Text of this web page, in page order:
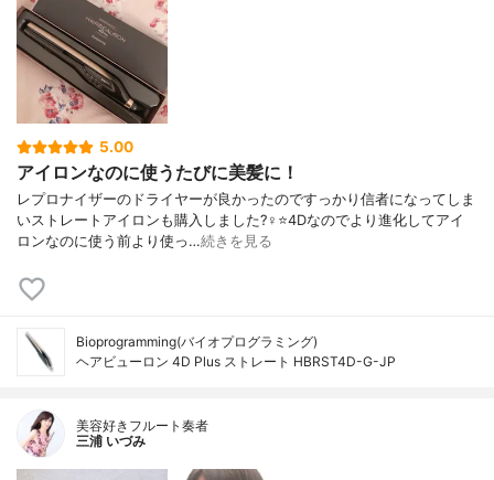
5.00
アイロンなのに使うたびに美髪に！
レプロナイザーのドライヤーが良かったのですっかり信者になってしま
いストレートアイロンも購入しました?‍♀️⭐️4Dなのでより進化してアイ
ロンなのに使う前より使っ…続きを見る
Bioprogramming(バイオプログラミング)
ヘアビューロン 4D Plus ストレート HBRST4D-G-JP
美容好きフルート奏者
三浦 いづみ